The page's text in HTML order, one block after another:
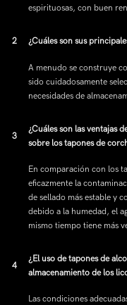
espirituosas, con buen
2 ¿Cuáles son sus
A menudo se construye
sido cuidadosamente
necesidades de
3
¿Cuáles son las ventajas
sobre los tapones de
En comparación con los
eficazmente la
de sellado más estable y
debido a la humedad, el
mismo tiempo tiene más
4
¿El uso de tapones de
almacenamiento de los
Las condiciones